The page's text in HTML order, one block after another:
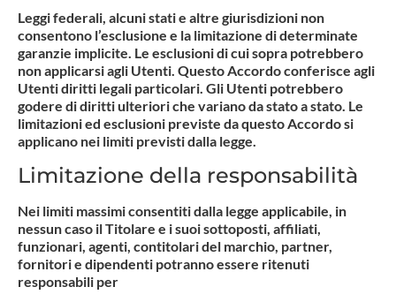
Leggi federali, alcuni stati e altre giurisdizioni non
consentono l’esclusione e la limitazione di determinate
garanzie implicite. Le esclusioni di cui sopra potrebbero
non applicarsi agli Utenti. Questo Accordo conferisce agli
Utenti diritti legali particolari. Gli Utenti potrebbero
godere di diritti ulteriori che variano da stato a stato. Le
limitazioni ed esclusioni previste da questo Accordo si
applicano nei limiti previsti dalla legge.
Limitazione della responsabilità
Nei limiti massimi consentiti dalla legge applicabile, in
nessun caso il Titolare e i suoi sottoposti, affiliati,
funzionari, agenti, contitolari del marchio, partner,
fornitori e dipendenti potranno essere ritenuti
responsabili per